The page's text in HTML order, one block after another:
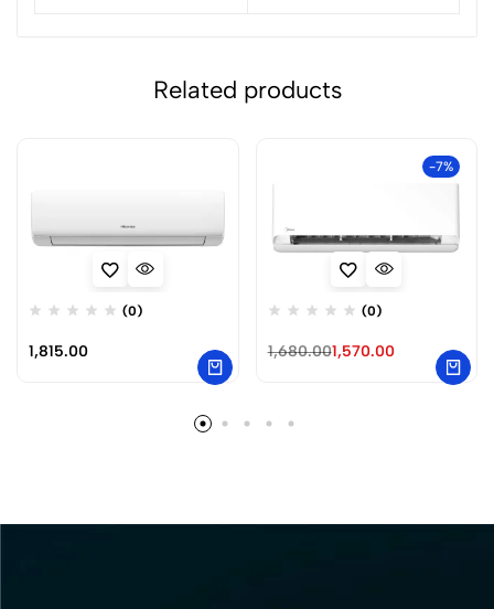
Related products
(0)
1,815.00
-7%
(0)
1,680.001,570.00